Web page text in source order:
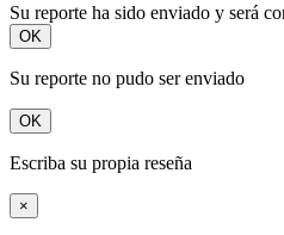
Su reporte ha sido enviado y será
OK
Su reporte no pudo ser enviado
OK
Escriba su propia reseña
×